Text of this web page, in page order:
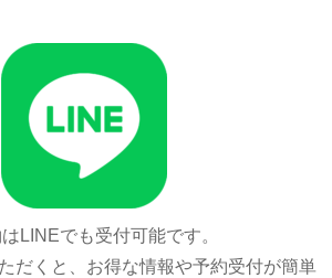
LINEでも受付可能です。
だくと、お得な情報や予約受付が簡単